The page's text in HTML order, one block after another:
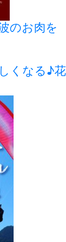
のお肉を
くなる♪花